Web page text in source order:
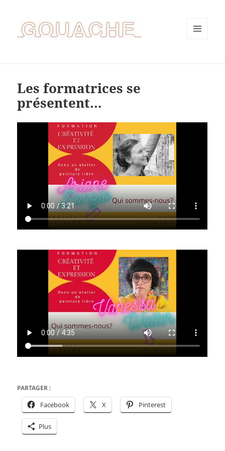
Les formatrices se
présentent…
PARTAGER :
Facebook X Pinterest
Plus